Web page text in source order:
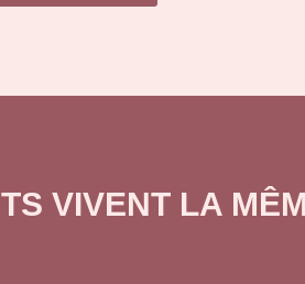
VIVENT LA